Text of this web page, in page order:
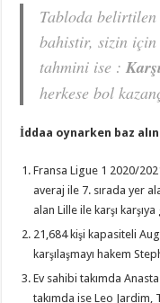
Tabloda
bahistir, sizin için
tahmini ise :
herkese bol
İddaa oynarken baz
Fransa Ligue 1 2020/
averaj ile 7. sırada yer
alan Lille ile karşı
21,684 kişi kapasiteli
karşılaşmayı hakem
Ev sahibi takımda
takımda ise Leo Jardim,